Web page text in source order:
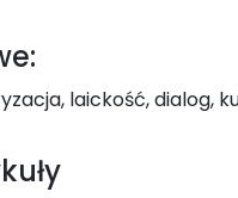
laickość, dialog,